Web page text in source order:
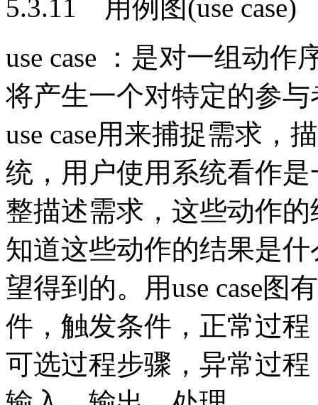
5.3.11 用例图(use case)
use case ：是对一组动
将产生一个对特定的参
use case用来捕捉需求，
统，用户使用系统看作是
整描述需求，这些动作
知道这些动作的结果是
望得到的。用use case图
件，触发条件，正常过
可选过程步骤，异常过